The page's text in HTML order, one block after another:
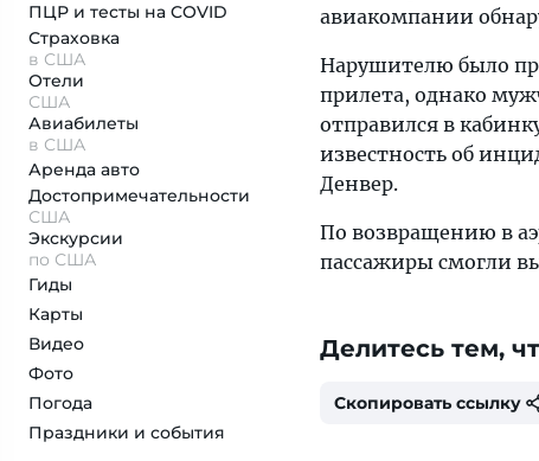
ПЦР и тесты на COVID
Страховка
в США
Отели
США
Авиабилеты
в США
Аренда авто
Достопримеча­тельности
США
Экскурсии
по США
Гиды
Карты
Видео
Фото
Погода
Праздники и события
авиакомпании
Нарушителю было
прилета, однако
отправился в
известность об
Денвер.
По возвращению в
пассажиры смогли
Делитесь тем,
Скопировать ссылку